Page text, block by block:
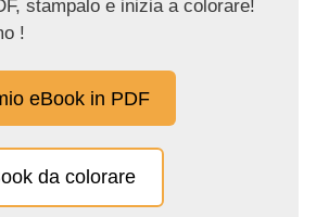
stampalo e inizia a colorare!
!
eBook in PDF
da colorare